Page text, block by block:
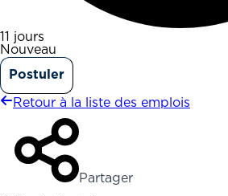
11 jours
Nouveau
Postuler
Retour à la liste des emplois
Partager